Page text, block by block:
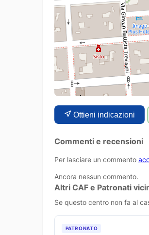
Ottieni indicazioni
Commenti e recensioni
Per lasciare un commento
Ancora nessun commento.
Altri CAF e Patronati
Se questo centro non fa al
PATRONATO